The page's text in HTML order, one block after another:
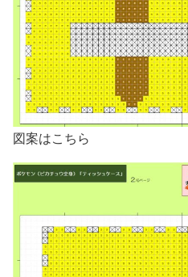
図案はこちら